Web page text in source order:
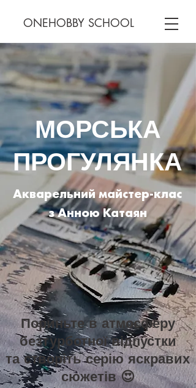
ONEHOBBY SCHOOL
МОРСЬКА
ПРОГУЛЯНКА
Акварельний майстер-клас
з Анною Катаян
Пориньте в атмосферу
безтурботної відпустки
та створіть серію яскравих
сюжетів 😍